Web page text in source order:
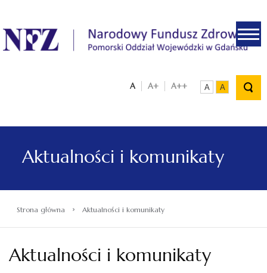
.
A A+ A++ A A
Aktualności i komunikaty
Strona główna › Aktualności i komunikaty
Aktualności i komunikaty